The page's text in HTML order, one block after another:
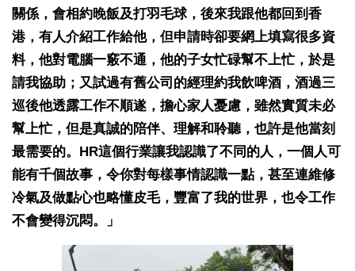
關係，會相約晚飯及打羽毛球，後來我跟他都回到香
港，有人介紹工作給他，但申請時卻要網上填寫很多資
料，他對電腦一竅不通，他的子女忙碌幫不上忙，於是
請我協助；又試過有舊公司的經理約我飲啤酒，酒過三
巡後他透露工作不順遂，擔心家人憂慮，雖然實質未必
幫上忙，但是真誠的陪伴、理解和聆聽，也許是他當刻
最需要的。HR這個行業讓我認識了不同的人，一個人可
能有千個故事，令你對每樣事情認識一點，甚至連維修
冷氣及做點心也略懂皮毛，豐富了我的世界，也令工作
不會變得沉悶。」